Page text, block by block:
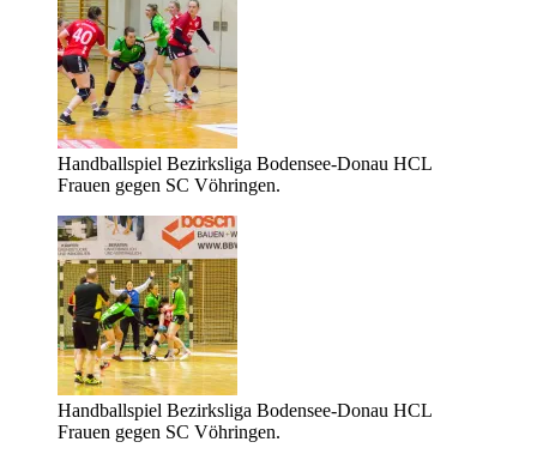
Handballspiel Bezirksliga Bodensee-Donau HCL
Frauen gegen SC Vöhringen.
Handballspiel Bezirksliga Bodensee-Donau HCL
Frauen gegen SC Vöhringen.